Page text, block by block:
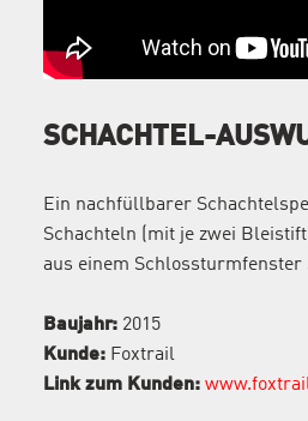
SCHACHTEL-
Ein nachfüllbarer
Schachteln (mit je zwei
aus einem Schlossturmfenster
Baujahr:2015
Kunde:Foxtrail
Link zum Kunden: